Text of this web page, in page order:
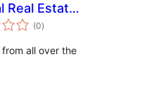
Real Estate
(0avaliações
totais
)
all over the